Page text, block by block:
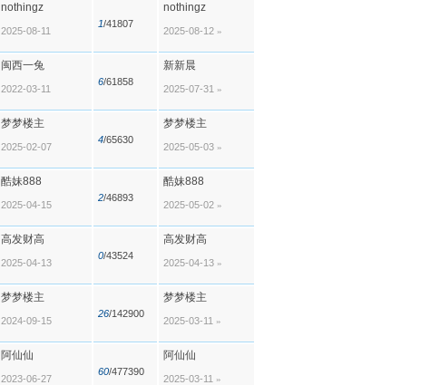
nothingz
2025-08-11
1/41807
nothingz
2025-08-12 »
闽西一兔
2022-03-11
6/61858
新新晨
2025-07-31 »
梦梦楼主
2025-02-07
4/65630
梦梦楼主
2025-05-03 »
酷妹888
2025-04-15
2/46893
酷妹888
2025-05-02 »
高发财高
2025-04-13
0/43524
高发财高
2025-04-13 »
梦梦楼主
2024-09-15
26/142900
梦梦楼主
2025-03-11 »
阿仙仙
2023-06-27
60/477390
阿仙仙
2025-03-11 »